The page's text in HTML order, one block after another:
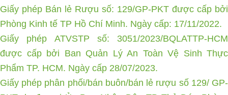
Giấy phép Bán lẻ Rượu số: 129/GP-PKT được cấp bởi
Phòng Kinh tế TP Hồ Chí Minh. Ngày cấp: 17/11/2022.
Giấy phép ATVSTP số: 3051/2023/BQLATTP-HCM
được cấp bởi Ban Quản Lý An Toàn Vệ Sinh Thực
Phẩm TP. HCM. Ngày cấp 28/07/2023.
Giấy phép phân phối/bán buôn/bán lẻ rượu số 129/ GP-